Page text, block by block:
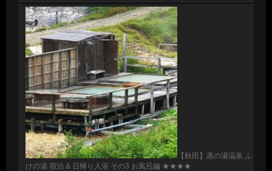
【秋田】蒸の湯温泉 ふ
けの湯 宿泊 & 日帰り入浴 その3 お風呂編 ★★★★